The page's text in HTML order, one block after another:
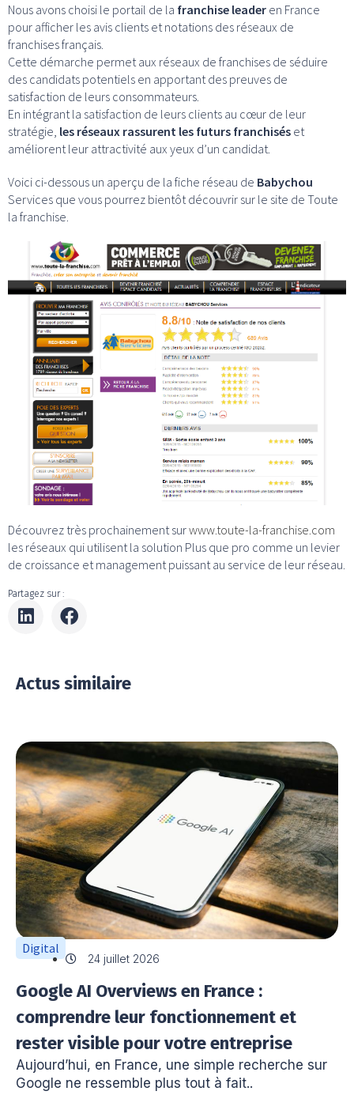
Nous avons choisi le portail de la franchise leader en France
pour afficher les avis clients et notations des réseaux de
franchises français.
Cette démarche permet aux réseaux de franchises de séduire
des candidats potentiels en apportant des preuves de
satisfaction de leurs consommateurs.
En intégrant la satisfaction de leurs clients au cœur de leur
stratégie, les réseaux rassurent les futurs franchisés et
améliorent leur attractivité aux yeux d’un candidat.
Voici ci-dessous un aperçu de la fiche réseau de Babychou
Services que vous pourrez bientôt découvrir sur le site de Toute
la franchise.
Découvrez très prochainement surwww.toute-la-franchise.com
les réseaux qui utilisent la solution Plus que pro comme un levier
de croissance et management puissant au service de leur réseau.
Partagez sur :
Actus similaire
Digital
24 juillet 2026
Google AI Overviews en France :
comprendre leur fonctionnement et
rester visible pour votre entreprise
Aujourd’hui, en France, une simple recherche sur
Google ne ressemble plus tout à fait..